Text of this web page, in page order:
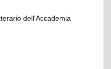
dell'Accademia